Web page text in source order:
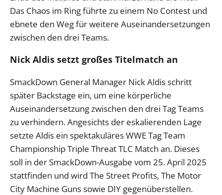
Das Chaos im Ring führte zu einem No Contest und
ebnete den Weg für weitere Auseinandersetzungen
zwischen den drei Teams.
Nick Aldis setzt großes Titelmatch an
SmackDown General Manager Nick Aldis schritt
später Backstage ein, um eine körperliche
Auseinandersetzung zwischen den drei Tag Teams
zu verhindern. Angesichts der eskalierenden Lage
setzte Aldis ein spektakuläres WWE Tag Team
Championship Triple Threat TLC Match an. Dieses
soll in der SmackDown-Ausgabe vom 25. April 2025
stattfinden und wird The Street Profits, The Motor
City Machine Guns sowie DIY gegenüberstellen.